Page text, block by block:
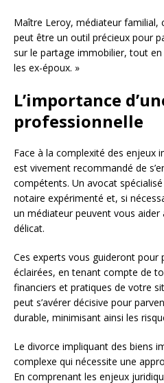
Maître Leroy, médiateur familial,
peut être un outil précieux pour
sur le partage immobilier, tout
les ex-époux. »
L’importance
professionnelle
Face à la complexité des enjeux
est vivement recommandé de
compétents. Un avocat
notaire expérimenté et, si
un médiateur peuvent vous aider
délicat.
Ces experts vous guideront pour
éclairées, en tenant compte de
financiers et pratiques de votre
peut s’avérer décisive pour
durable, minimisant ainsi les
Le divorce impliquant des biens
complexe qui nécessite une
En comprenant les enjeux